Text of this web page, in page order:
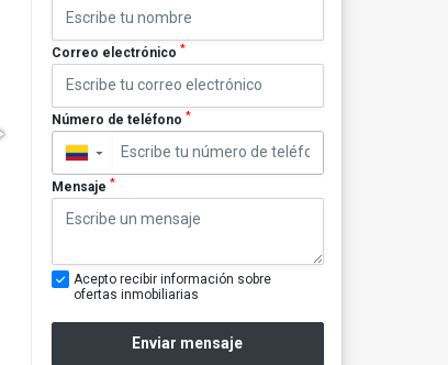
Correo electrónico *
Número de teléfono *
▼
Mensaje *
Acepto recibir información sobre
ofertas inmobiliarias
Enviar mensaje